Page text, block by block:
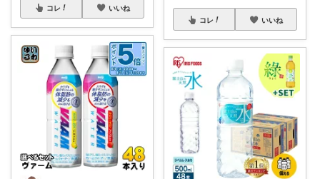
コレ いいね
コレ いいね